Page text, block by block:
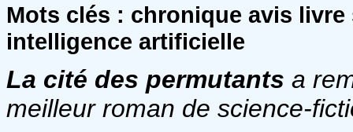
Mots clés : chronique avis
intelligence artificielle
La cité des permutants a
meilleur roman de science-